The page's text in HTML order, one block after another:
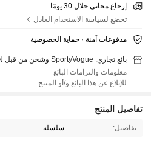
إرجاع مجاني خلال 30 يومًا
تخضع لسياسة الاستخدام العادل
مدفوعات آمنة · حماية الخصوصية
بائع تجاري: SportyVogue وشحن من قبل SHEIN
معلومات والتزامات البائع
للإبلاغ عن هذا البائع و/أو المنتج
تفاصيل المنتج
تفاصيل: سلسلة